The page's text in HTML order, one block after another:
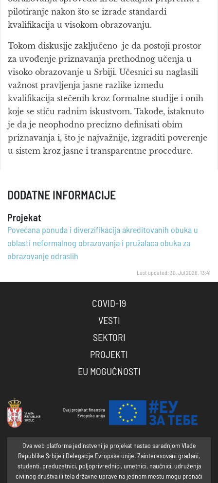
pilotiranje nakon što se izrade standardi
kvalifikacija u visokom obrazovanju.
Tokom diskusije zaključeno je da postoji prostor
za uvođenje priznavanja prethodnog učenja u
visoko obrazovanje u Srbiji. Učesnici su naglasili
važnost pravljenja jasne razlike između
kvalifikacija stečenih kroz formalne studije i onih
koje se stiču radnim iskustvom. Takođe, istaknuto
je da je neophodno precizno definisati obim
priznavanja i, što je najvažnije, izgraditi poverenje
u sistem kroz jasne i transparentne procedure.
DODATNE INFORMACIJE
Projekat
Povećana ponuda i diverzifikacija akreditovanih obuka u
oblasti neformalnog obrazovanja i pružalaca obuka za
obrazovanje odraslih
Last updated: 30. Jul 2026. 13:41
COVID-19
VESTI
SEKTORI
PROJEKTI
EU MOGUĆNOSTI
Ovaj projekat finansira
Evropska unija
Ova web platforma jedinstveni je projekat nastao saradnjom Vlade
Republike Srbije i Delegacije Evropske unije. Zainteresovani građani,
studenti, preduzetnici, poljoprivrednici, umetnici, naučnici, udruženja
civilnog društva ili tela državne uprave na jednom mestu mogu pronaći